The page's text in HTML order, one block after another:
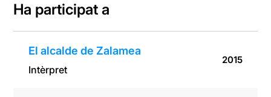
Ha participat a
El alcalde de Zalamea
Intèrpret
2015